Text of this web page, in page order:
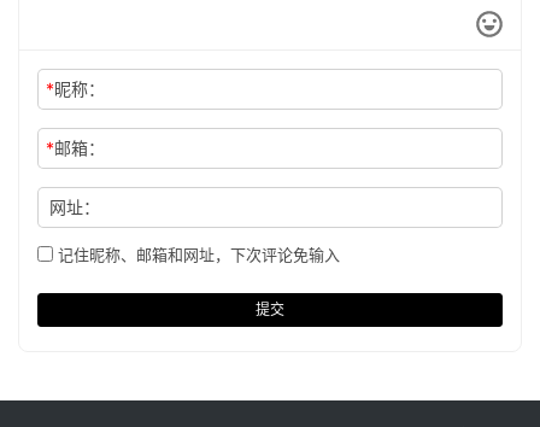
*昵称：
*邮箱：
网址：
记住昵称、邮箱和网址，下次评论免输入
提交